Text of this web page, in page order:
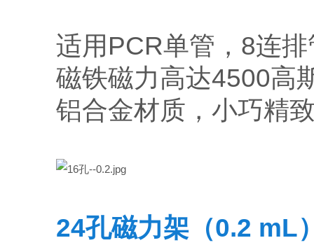
适用PCR单管，8连排
磁铁磁力高达4500高
铝合金材质，小巧精
24孔磁力架（0.2 mL